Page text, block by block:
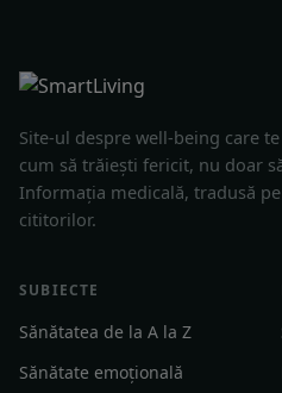
Site-ul despre well-being care
cum să trăiești fericit, nu doar
Informația medicală, tradusă
cititorilor.
SUBIECTE
Sănătatea de la A la Z
Sănătate emoțională